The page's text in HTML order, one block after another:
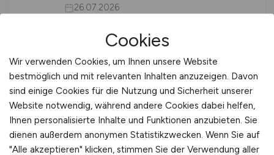
26.07.2026
Dirmstein, Freinsheim, Mutterstadt
Vor Ort (kein Home-Office)
1 2 3 vor
Cookies
Wir verwenden Cookies, um Ihnen unsere Website
bestmöglich und mit relevanten Inhalten anzuzeigen. Davon
sind einige Cookies für die Nutzung und Sicherheit unserer
Website notwendig, während andere Cookies dabei helfen,
Ihnen personalisierte Inhalte und Funktionen anzubieten. Sie
dienen außerdem anonymen Statistikzwecken. Wenn Sie auf
"Alle akzeptieren" klicken, stimmen Sie der Verwendung aller